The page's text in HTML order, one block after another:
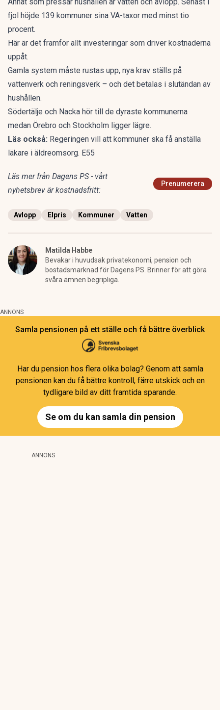
fjol höjde 139 kommuner sina VA-taxor med minst tio
procent.
Här är det framför allt investeringar som driver kostnaderna
uppåt.
Gamla system måste rustas upp, nya krav ställs på
vattenverk och reningsverk – och det betalas i slutändan av
hushållen.
Södertälje och Nacka hör till de dyraste kommunerna
medan Örebro och Stockholm ligger lägre.
Läs också: Regeringen vill att kommuner ska få anställa
läkare i äldreomsorg. E55
Läs mer från Dagens PS - vårt
nyhetsbrev är kostnadsfritt:
Prenumerera
Avlopp Elpris Kommuner Vatten
Matilda Habbe
Bevakar i huvudsak privatekonomi, pension och
bostadsmarknad för Dagens PS. Brinner för att göra
svåra ämnen begripliga.
ANNONS
Samla pensionen på ett ställe och få bättre överblick
Har du pension hos flera olika bolag? Genom att samla
pensionen kan du få bättre kontroll, färre utskick och en
tydligare bild av ditt framtida sparande.
Se om du kan samla din pension
ANNONS